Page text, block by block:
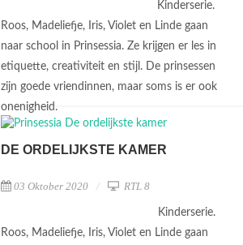
Kinderserie.
Roos, Madeliefje, Iris, Violet en Linde gaan
naar school in Prinsessia. Ze krijgen er les in
etiquette, creativiteit en stijl. De prinsessen
zijn goede vriendinnen, maar soms is er ook
onenigheid.
DE ORDELIJKSTE KAMER
03 Oktober 2020 RTL 8
Kinderserie.
Roos, Madeliefje, Iris, Violet en Linde gaan